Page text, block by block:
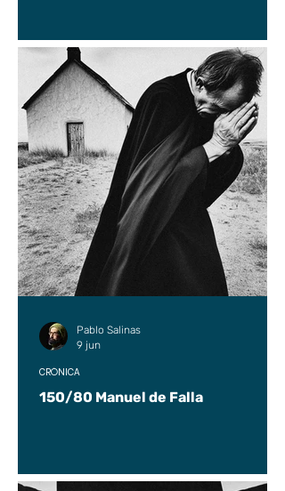
150/80 Manuel de Falla
CRÓNICA
Pablo Salinas
9 jun